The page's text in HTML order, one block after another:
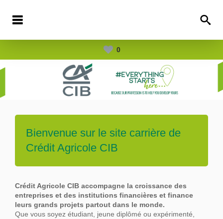
0
Bienvenue sur le site carrière de
Crédit Agricole CIB
Crédit Agricole CIB accompagne la croissance des
entreprises et des institutions financières et finance
leurs grands projets partout dans le monde.
Que vous soyez étudiant, jeune diplômé ou expérimenté,